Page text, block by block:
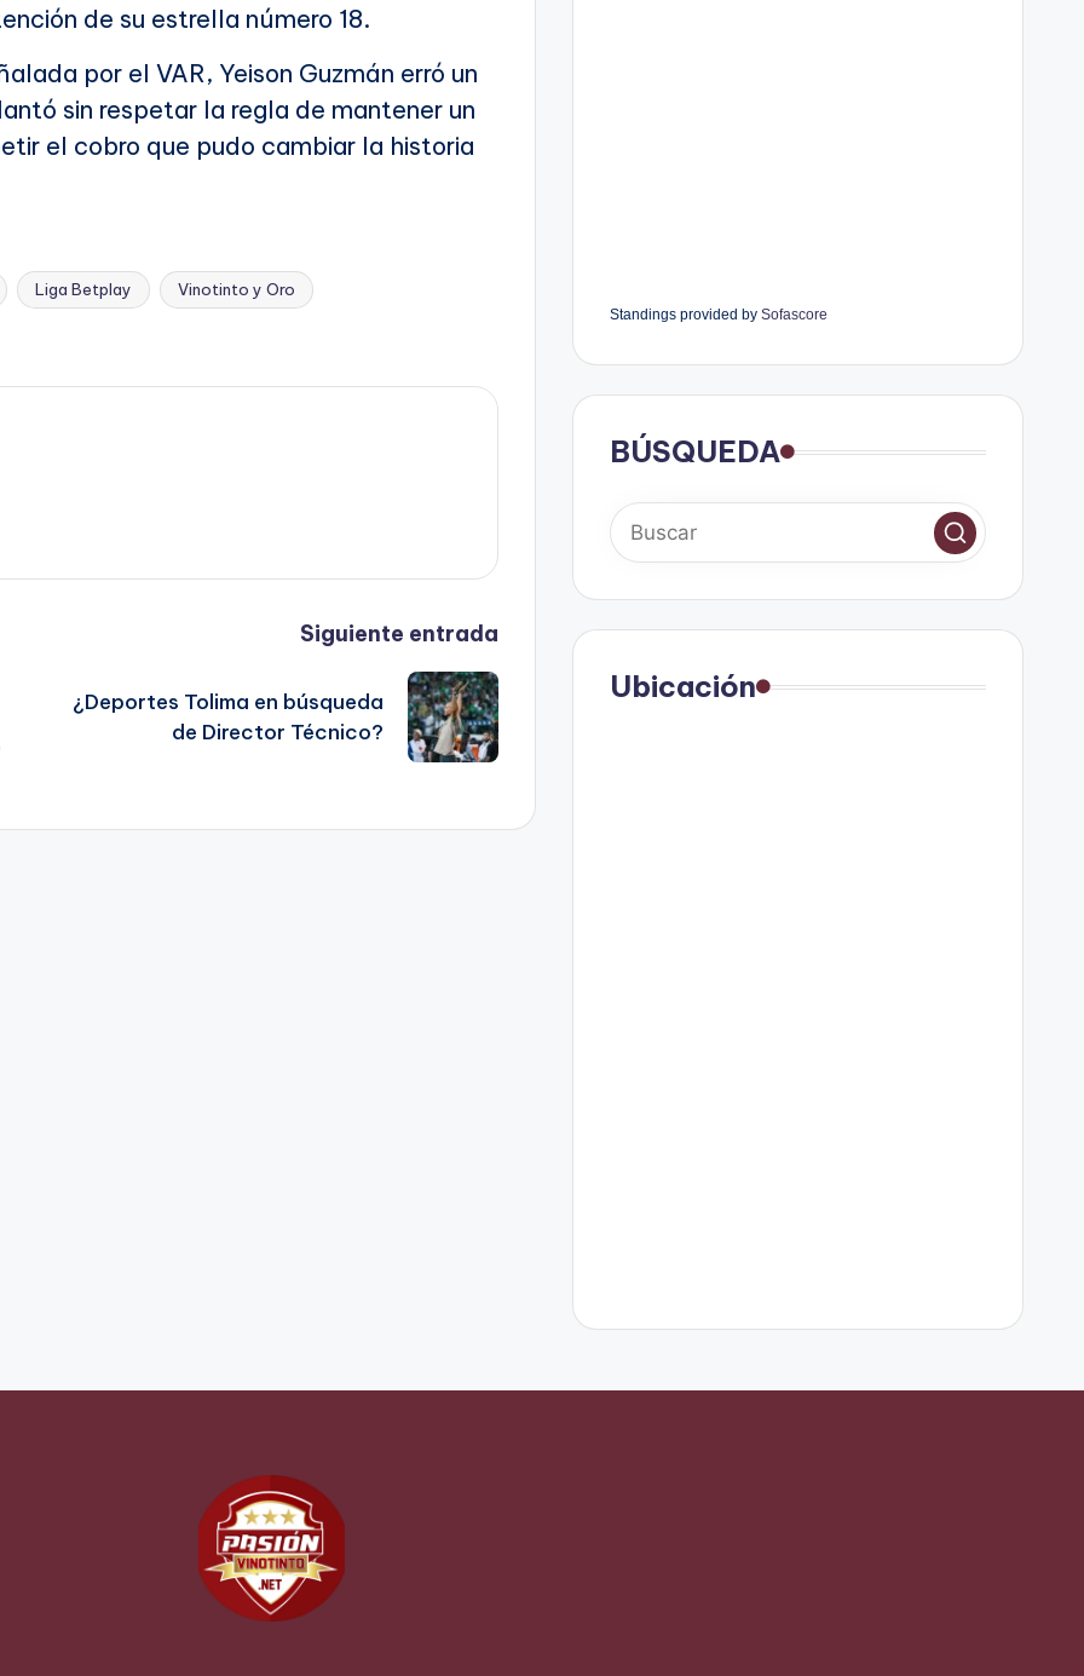
de su estrella número 18.
por el VAR, Yeison Guzmán erró un
sin respetar la regla de mantener un
el cobro que pudo cambiar la historia
Liga Betplay Vinotinto y Oro
Siguiente entrada
¿Deportes Tolima en búsqueda
de Director Técnico?
Standings provided by Sofascore
BÚSQUEDA
Ubicación